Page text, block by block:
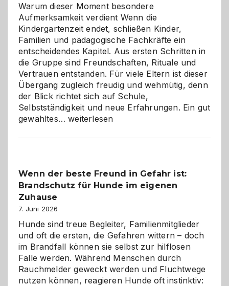
Warum dieser Moment besondere
Aufmerksamkeit verdient Wenn die
Kindergartenzeit endet, schließen Kinder,
Familien und pädagogische Fachkräfte ein
entscheidendes Kapitel. Aus ersten Schritten in
die Gruppe sind Freundschaften, Rituale und
Vertrauen entstanden. Für viele Eltern ist dieser
Übergang zugleich freudig und wehmütig, denn
der Blick richtet sich auf Schule,
Selbstständigkeit und neue Erfahrungen. Ein gut
gewähltes…Abschied
und
herzlich
weiterlesen
Wenn der beste Freund in Gefahr ist:
Brandschutz für Hunde im eigenen
Zuhause
7. Juni 2026
Hunde sind treue Begleiter, Familienmitglieder
und oft die ersten, die Gefahren wittern – doch
im Brandfall können sie selbst zur hilflosen
Falle werden. Während Menschen durch
Rauchmelder geweckt werden und Fluchtwege
nutzen können, reagieren Hunde oft instinktiv: